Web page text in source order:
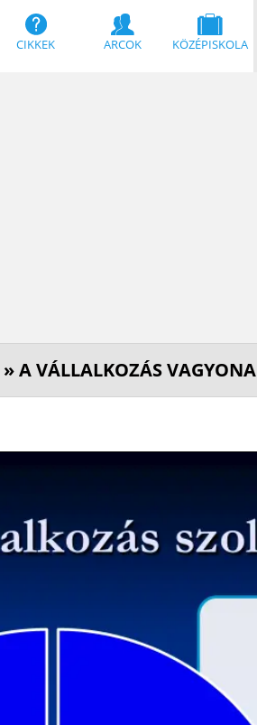
CIKKEK ARCOK KÖZÉPISKOLA
» A VÁLLALKOZÁS VAGYONA